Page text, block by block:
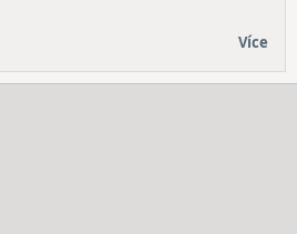
Více